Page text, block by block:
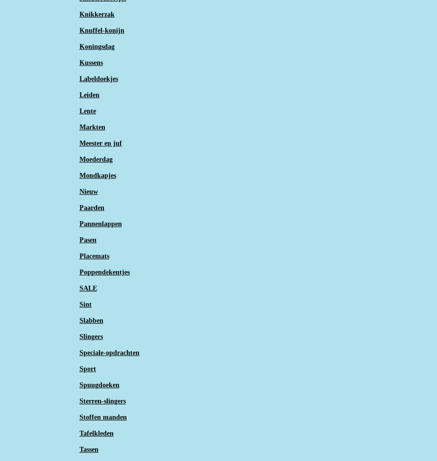
Knikkerzak
Knuffel-konijn
Koningsdag
Kussens
Labeldoekjes
Leiden
Lente
Markten
Meester en juf
Moederdag
Mondkapjes
Nieuw
Paarden
Pannenlappen
Pasen
Placemats
Poppendekentjes
SALE
Sint
Slabben
Slingers
Speciale-opdrachten
Sport
Spuugdoeken
Sterren-slingers
Stoffen manden
Tafelkleden
Tassen